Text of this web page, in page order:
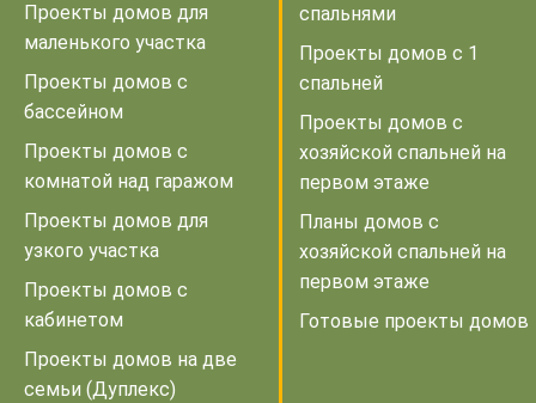
Проекты домов для
маленького участка
Проекты домов с
бассейном
Проекты домов с
комнатой над гаражом
Проекты домов для
узкого участка
Проекты домов с
кабинетом
Проекты домов на две
семьи (Дуплекс)
спальнями
Проекты домов с 1
спальней
Проекты домов с
хозяйской спальней на
первом этаже
Планы домов с
хозяйской спальней на
первом этаже
Готовые проекты домов